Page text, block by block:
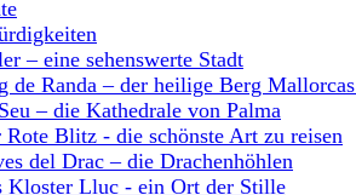
– eine sehenswerte Stadt
de Randa – der heilige Berg
– die Kathedrale von Palma
Rote Blitz - die schönste Art zu reisen
del Drac – die Drachenhöhlen
Kloster Lluc - ein Ort der Stille